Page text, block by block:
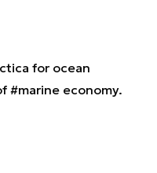
for ocean
#marineeconomy.